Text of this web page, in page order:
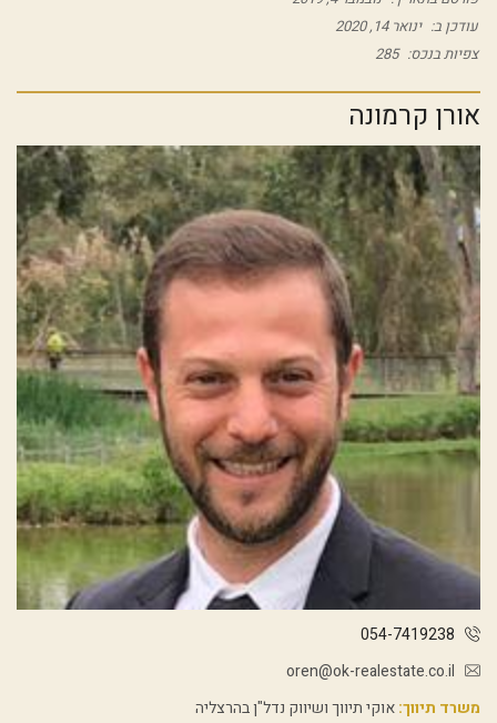
עודכן ב: ינואר 14, 2020
צפיות בנכס: 285
אורן קרמונה
054-7419238
oren@ok-realestate.co.il
משרד תיווך:אוקי תיווך ושיווק נדל"ן בהרצליה